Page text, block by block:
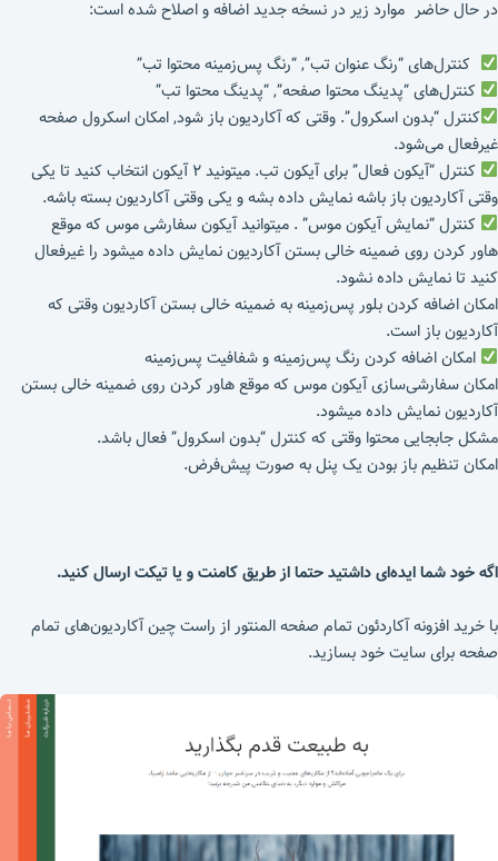
در حال حاضر موارد زیر در نسخه جدید اضافه و اصلاح شده است:
کنترل‌های “رنگ عنوان تب”, “رنگ پس‌زمینه محتوا تب”
کنترل‌های “پدینگ محتوا صفحه”, “پدینگ محتوا تب”
کنترل “بدون اسکرول”. وقتی که آکاردیون باز شود, امکان اسکرول صفحه
غیرفعال می‌شود.
کنترل “آیکون فعال” برای آیکون تب. میتونید ۲ آیکون انتخاب کنید تا یکی
وقتی آکاردیون باز باشه نمایش داده بشه و یکی وقتی آکاردیون بسته باشه.
کنترل “نمایش آیکون موس” . میتوانید آیکون سفارشی موس که موقع
هاور کردن روی ضمینه خالی بستن آکاردیون نمایش داده میشود را غیرفعال
کنید تا نمایش داده نشود.
امکان اضافه کردن بلور پس‌زمینه به ضمینه خالی بستن آکاردیون وقتی که
آکاردیون‌ باز است.
امکان اضافه کردن رنگ پس‌زمینه و شفافیت پس‌زمینه
امکان سفارشی‌سازی آیکون موس که موقع هاور کردن روی ضمینه خالی بستن
آکاردیون نمایش داده میشود.
مشکل جابجایی محتوا وقتی که کنترل “بدون اسکرول” فعال باشد.
امکان تنظیم باز بودن یک پنل به صورت پیش‌فرض.
اگه خود شما ایده‌ای داشتید حتما از طریق کامنت و یا تیکت ارسال کنید.
با خرید افزونه آکاردئون تمام صفحه المنتور از راست چین آکاردیون‌های تمام
صفحه برای سایت خود بسازید.